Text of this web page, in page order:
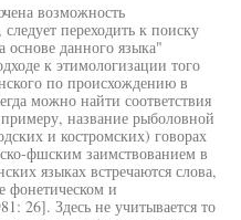
возможность
переходить к поиску
данного языка"
к этимологизации того
по происхождению в
можно найти соответствия
название рыболовной
и костромских) говорах
фшским заимствованием в
языках встречаются слова,
фонетическом и
26]. Здесь не учитывается то